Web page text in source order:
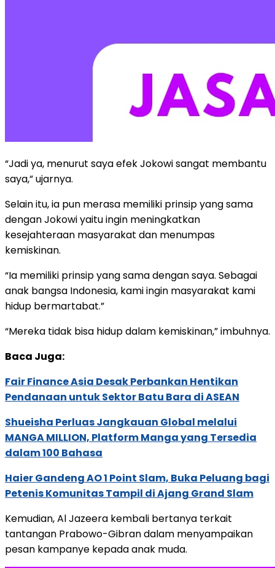
“Jadi ya, menurut saya efek Jokowi sangat membantu
saya,” ujarnya.
Selain itu, ia pun merasa memiliki prinsip yang sama
dengan Jokowi yaitu ingin meningkatkan
kesejahteraan masyarakat dan menumpas
kemiskinan.
“Ia memiliki prinsip yang sama dengan saya. Sebagai
anak bangsa Indonesia, kami ingin masyarakat kami
hidup bermartabat.”
“Mereka tidak bisa hidup dalam kemiskinan,” imbuhnya.
Baca Juga:
Fair Finance Asia Desak Perbankan Hentikan
Pendanaan untuk Sektor Batu Bara di ASEAN
Shueisha Perluas Jangkauan Global melalui
MANGA MILLION, Platform Manga yang Tersedia
dalam 100 Bahasa
Haier Gandeng AO 1 Point Slam, Buka Peluang bagi
Petenis Komunitas Tampil di Ajang Grand Slam
Kemudian, Al Jazeera kembali bertanya terkait
tantangan Prabowo-Gibran dalam menyampaikan
pesan kampanye kepada anak muda.